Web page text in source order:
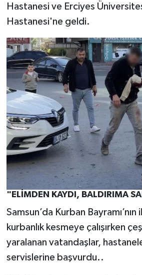
Hastanesi ve Erciyes
Hastanesi'ne geldi.
"ELİMDEN KAYDI, BALDIRIMA
Samsun’da Kurban Bayramı’nın
kurbanlık kesmeye çalışırken
yaralanan vatandaşlar,
servislerine başvurdu..